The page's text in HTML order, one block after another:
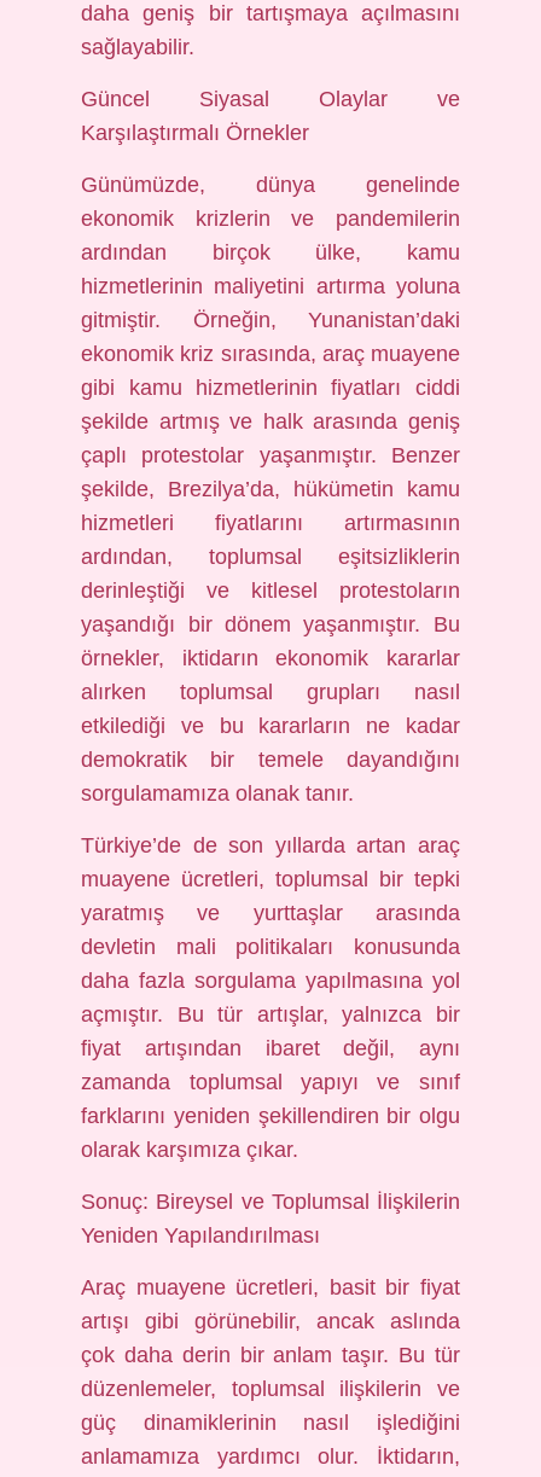
daha geniş bir tartışmaya açılmasını
sağlayabilir.
Güncel Siyasal Olaylar ve
Karşılaştırmalı Örnekler
Günümüzde, dünya genelinde
ekonomik krizlerin ve pandemilerin
ardından birçok ülke, kamu
hizmetlerinin maliyetini artırma yoluna
gitmiştir. Örneğin, Yunanistan’daki
ekonomik kriz sırasında, araç muayene
gibi kamu hizmetlerinin fiyatları ciddi
şekilde artmış ve halk arasında geniş
çaplı protestolar yaşanmıştır. Benzer
şekilde, Brezilya’da, hükümetin kamu
hizmetleri fiyatlarını artırmasının
ardından, toplumsal eşitsizliklerin
derinleştiği ve kitlesel protestoların
yaşandığı bir dönem yaşanmıştır. Bu
örnekler, iktidarın ekonomik kararlar
alırken toplumsal grupları nasıl
etkilediği ve bu kararların ne kadar
demokratik bir temele dayandığını
sorgulamamıza olanak tanır.
Türkiye’de de son yıllarda artan araç
muayene ücretleri, toplumsal bir tepki
yaratmış ve yurttaşlar arasında
devletin mali politikaları konusunda
daha fazla sorgulama yapılmasına yol
açmıştır. Bu tür artışlar, yalnızca bir
fiyat artışından ibaret değil, aynı
zamanda toplumsal yapıyı ve sınıf
farklarını yeniden şekillendiren bir olgu
olarak karşımıza çıkar.
Sonuç: Bireysel ve Toplumsal İlişkilerin
Yeniden Yapılandırılması
Araç muayene ücretleri, basit bir fiyat
artışı gibi görünebilir, ancak aslında
çok daha derin bir anlam taşır. Bu tür
düzenlemeler, toplumsal ilişkilerin ve
güç dinamiklerinin nasıl işlediğini
anlamamıza yardımcı olur. İktidarın,